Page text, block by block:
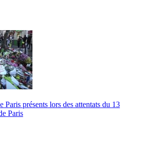
Paris présents lors des attentats du 13
Paris